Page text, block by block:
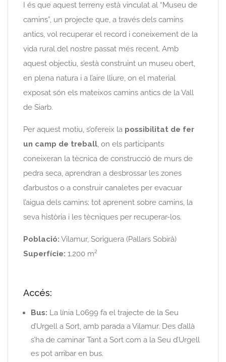
I és que aquest terreny està vinculat al “Museu de
camins”, un projecte que, a través dels camins
antics, vol recuperar el record i coneixement de la
vida rural del nostre passat més recent. Amb
aquest objectiu, s’està construint un museu obert,
en plena natura i a l’aire lliure, on el material
exposat són els mateixos camins antics de la Vall
de Siarb.
Per aquest motiu, s’ofereix la possibilitat de fer
un camp de treball, on els participants
coneixeran la tècnica de construcció de murs de
pedra seca, aprendran a desbrossar les zones
d’arbustos o a construir canaletes per evacuar
l’aigua dels camins; tot aprenent sobre camins, la
seva història i les tècniques per recuperar-los.
Població: Vilamur, Soriguera (Pallars Sobirà)
Superfície: 1.200 m²
Accés:
Bus: La línia L0699 fa el trajecte de la Seu
d’Urgell a Sort, amb parada a Vilamur. Des d’allà
s’ha de caminar Tant a Sort com a la Seu d’Urgell
es pot arribar en bus.